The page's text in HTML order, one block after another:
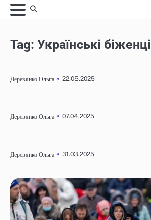
Skip
to
Tag: Українські біженці
Деревянко Ольга 22.05.2025
Деревянко Ольга 07.04.2025
Деревянко Ольга 31.03.2025